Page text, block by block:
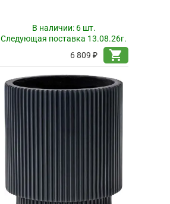
В наличии: 6 шт.
Следующая поставка 13.08.26г.
6 809 ₽
shopping_cart